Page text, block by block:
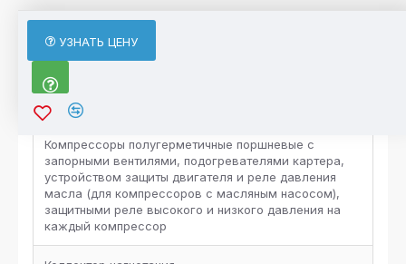
УЗНАТЬ ЦЕНУ
ОПИСАНИЕ
Базовый Состав
Компрессоры полугерметичные поршневые с
запорными вентилями, подогревателями картера,
устройством защиты двигателя и реле давления
масла (для компрессоров с масляным насосом),
защитными реле высокого и низкого давления на
каждый компрессор